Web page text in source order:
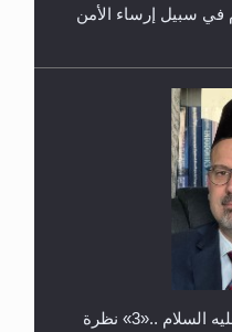
بنيجيريا لعام
في سبيل إرساء الأمن
رأيٌ في لغة المسيح الموعود عليه السلام ..«3» نظرة